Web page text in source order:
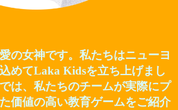
の女神です。私たちはニューヨ
めてLaka Kidsを立ち上げまし
は、私たちのチームが実際にプ
価値の高い教育ゲームをご紹介